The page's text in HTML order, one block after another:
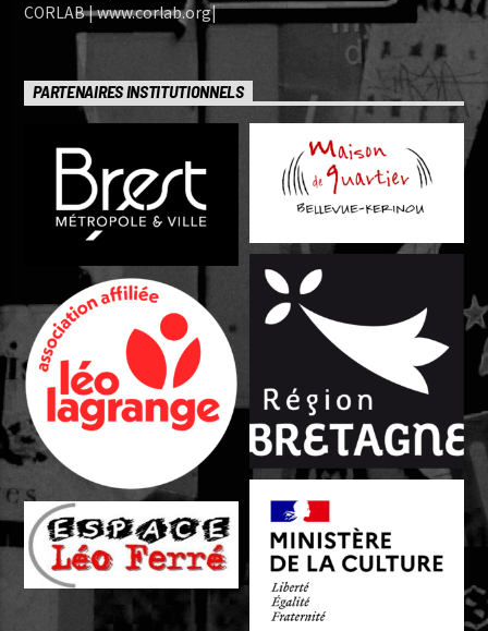
CORLAB | www.corlab.org|
PARTENAIRES INSTITUTIONNELS